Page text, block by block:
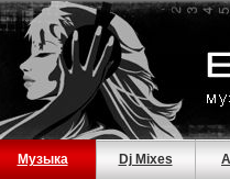
Музыка Dj Mixes